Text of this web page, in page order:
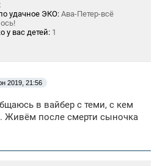
удачное ЭКО: Ава-Петер-всё
у вас детей: 1
2019, 21:56
в вайбер с теми, с кем
Живём после смерти сыночка